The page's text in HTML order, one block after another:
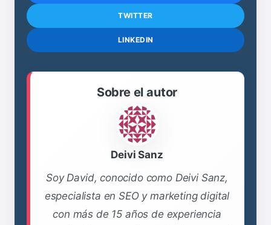
TWITTER
LINKEDIN
Sobre el autor
Deivi Sanz
Soy David, conocido como Deivi Sanz,
especialista en SEO y marketing digital
con más de 15 años de experiencia